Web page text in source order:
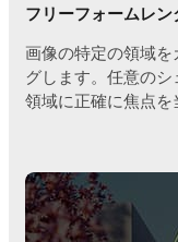
フリーフォームレン
画像の特定の領域
グします。任意の
領域に正確に焦点を